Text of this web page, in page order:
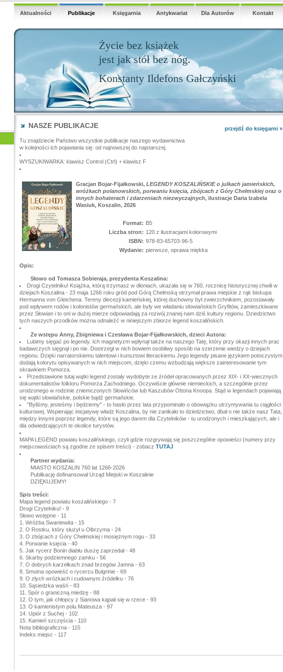
Aktualności Publikacje Księgarnia Antykwariat Dla Autorów Kontakt
Życie bez książek
jest jak stół bez nóg.
Konstanty Ildefons Gałczyński
NASZE PUBLIKACJE
przejdź do księgarni »
Tu znajdziecie Państwo wszystkie publikacje naszego wydawnictwa
w kolejności ich pojawiania się: od najnowszej do najstarszej.
WYSZUKIWARKA: klawisz Control (Ctrl) + klawisz F
Gracjan Bojar-Fijałkowski, LEGENDY KOSZALIŃSKIE o julkach jamieńskich,
wróżkach polanowskich, porwaniu księcia, zbójcach z Góry Chełmskiej oraz o
innych bohaterach i zdarzeniach niezwyczajnych, ilustracje Daria Izabela
Wasiuk, Koszalin, 2026
Format: B5
Liczba stron: 120 z ilustracjami kolorowymi
ISBN: 978-83-65703-96-5
Wydanie: pierwsze, oprawa miękka
Opis:
Słowo od Tomasza Sobieraja, prezydenta Koszalina:
Drogi Czytelniku! Książka, którą trzymasz w dłoniach, ukazała się w 760. rocznicę historycznej chwili w
dziejach Koszalina - 23 maja 1266 roku gród pod Górą Chełmską otrzymał prawa miejskie z rąk biskupa
Hermanna von Gleichena. Tereny diecezji kamieńskiej, której duchowny był zwierzchnikiem, pozostawały
pod wpływem rodów i kolonistów germańskich, ale były we władaniu słowiańskich Gryfitów, zamieszkiwane
przez Słowian i to oni w dużej mierze odpowiadają za rozwój znanej nam dziś kultury regionu. Dziedzictwo
tych naszych przodków można odnaleźć w niniejszym zbiorze legend koszalińskich.
Ze wstępu Anny, Zbigniewa i Czesława Bojar-Fijałkowskich, dzieci Autora:
Lubimy sięgać po legendy. Ich magnetyzm wpłynął także na naszego Tatę, który przy okazji innych prac
badawczych sięgnął i po nie. Dostrzegł w nich bowiem osobliwy sposób na szerzenie wiedzy o dziejach
regionu. Dzięki narratorskiemu talentowi i kunsztowi literackiemu Jego legendy pisane językiem potoczystym
dodają kolorytu opisywanych w nich miejscom, dzięki czemu wzbudzają większe zainteresowanie tym
skrawkiem Pomorza.
Przedstawione tutaj wątki legend zostały wydobyte ze źródeł opracowanych przez XIX- i XX-wiecznych
dokumentalistów folkloru Pomorza Zachodniego. Oczywiście głównie niemieckich, a szczególnie przez
urodzonego w rodzinie zniemczonych Słowińców lub Kaszubów Ottona Knoopa. Stąd w legendach pojawiają
się wątki słowiańskie, polskie bądź germańskie.
"Byliśmy, jesteśmy i będziemy" - to hasło przez lata przypominało o obowiązku utrzymywania tu ciągłości
kulturowej. Wspierając inicjatywę władz Koszalina, by nie zanikało to dziedzictwo, dbał o nie także nasz Tata,
między innymi poprzez legendy, które są jego darem dla Czytelników - tu urodzonych i mieszkających, ale i
dla odwiedzających te okolice turystów.
MAPA LEGEND powiatu koszalińskiego, czyli gdzie rozgrywają się poszczególne opowieści (numery przy
miejscowościach są zgodne ze spisem treści) - zobacz TUTAJ
Partner wydania:
MIASTO KOSZALIN 760 lat 1266-2026
Publikację dofinansował Urząd Miejski w Koszalinie
DZIĘKUJEMY!
Spis treści:
Mapa legend powiatu koszalińskiego - 7
Drogi Czytelniku! - 9
Słowo wstępne - 11
1. Wróżba Swantewita - 15
2. O Rostku, który służył u Olbrzyma - 24
3. O zbójcach z Góry Chełmskiej i mosiężnym rogu - 33
4. Porwanie księcia - 40
5. Jak rycerz Bonin diabłu duszę zaprzedał - 48
6. Skarby podziemnego zamku - 56
7. O dobrych karzełkach znad brzegów Jamna - 63
8. Smutna opowieść o rycerzu Bulgrinie - 69
9. O złych wróżkach i cudownym źródełku - 76
10. Sąsiedzka waśń - 83
11. Spór o graniczną miedzę - 88
12. O tym, jak chłopcy z Sianowa kąpali się w rzece - 93
13. O kamienistym polu Mateusza - 97
14. Upiór z Suchej - 102
15. Kamień szczęścia - 110
Nota bibliograficzna - 115
Indeks miejsc - 117